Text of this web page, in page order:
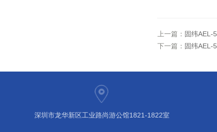
上一篇： 固纬AEL-
下一篇： 固纬AEL-
深圳市龙华新区工业路尚游公馆1821-1822室